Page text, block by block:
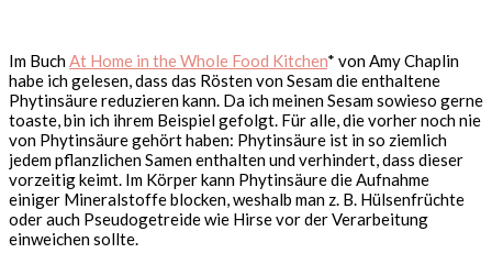
Im BuchAt Home in the Whole Food Kitchen* von Amy Chaplin
habe ich gelesen, dass das Rösten von Sesam die enthaltene
Phytinsäure reduzieren kann. Da ich meinen Sesam sowieso gerne
toaste, bin ich ihrem Beispiel gefolgt. Für alle, die vorher noch nie
von Phytinsäure gehört haben: Phytinsäure ist in so ziemlich
jedem pflanzlichen Samen enthalten und verhindert, dass dieser
vorzeitig keimt. Im Körper kann Phytinsäure die Aufnahme
einiger Mineralstoffe blocken, weshalb man z. B. Hülsenfrüchte
oder auch Pseudogetreide wie Hirse vor der Verarbeitung
einweichen sollte.